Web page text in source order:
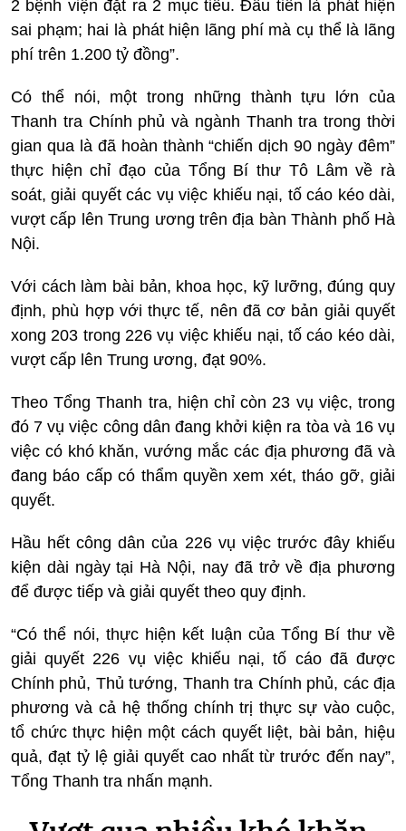
2 bệnh viện đặt ra 2 mục tiêu. Đầu tiên là phát hiện
sai phạm; hai là phát hiện lãng phí mà cụ thể là lãng
phí trên 1.200 tỷ đồng”.
Có thể nói, một trong những thành tựu lớn của
Thanh tra Chính phủ và ngành Thanh tra trong thời
gian qua là đã hoàn thành “chiến dịch 90 ngày đêm”
thực hiện chỉ đạo của Tổng Bí thư Tô Lâm về rà
soát, giải quyết các vụ việc khiếu nại, tố cáo kéo dài,
vượt cấp lên Trung ương trên địa bàn Thành phố Hà
Nội.
Với cách làm bài bản, khoa học, kỹ lưỡng, đúng quy
định, phù hợp với thực tế, nên đã cơ bản giải quyết
xong 203 trong 226 vụ việc khiếu nại, tố cáo kéo dài,
vượt cấp lên Trung ương, đạt 90%.
Theo Tổng Thanh tra, hiện chỉ còn 23 vụ việc, trong
đó 7 vụ việc công dân đang khởi kiện ra tòa và 16 vụ
việc có khó khăn, vướng mắc các địa phương đã và
đang báo cấp có thẩm quyền xem xét, tháo gỡ, giải
quyết.
Hầu hết công dân của 226 vụ việc trước đây khiếu
kiện dài ngày tại Hà Nội, nay đã trở về địa phương
để được tiếp và giải quyết theo quy định.
“Có thể nói, thực hiện kết luận của Tổng Bí thư về
giải quyết 226 vụ việc khiếu nại, tố cáo đã được
Chính phủ, Thủ tướng, Thanh tra Chính phủ, các địa
phương và cả hệ thống chính trị thực sự vào cuộc,
tổ chức thực hiện một cách quyết liệt, bài bản, hiệu
quả, đạt tỷ lệ giải quyết cao nhất từ trước đến nay”,
Tổng Thanh tra nhấn mạnh.